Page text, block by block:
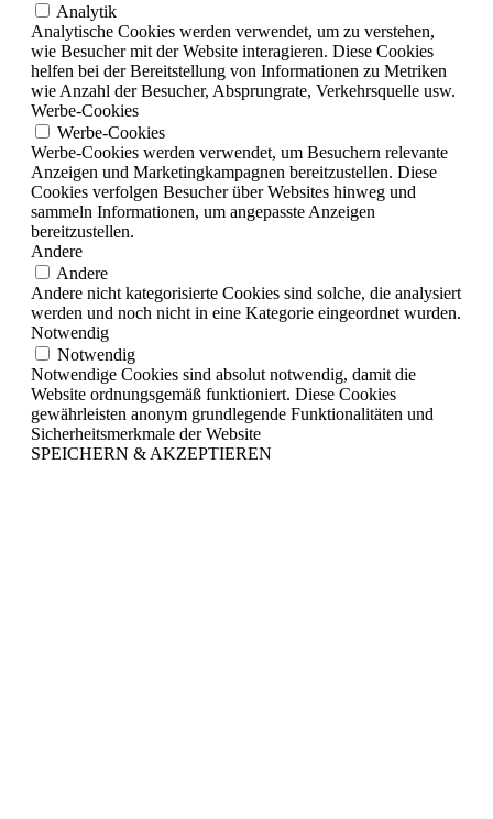
Analytik
Analytische Cookies werden verwendet, um zu verstehen,
wie Besucher mit der Website interagieren. Diese Cookies
helfen bei der Bereitstellung von Informationen zu Metriken
wie Anzahl der Besucher, Absprungrate, Verkehrsquelle usw.
Werbe-Cookies
Werbe-Cookies
Werbe-Cookies werden verwendet, um Besuchern relevante
Anzeigen und Marketingkampagnen bereitzustellen. Diese
Cookies verfolgen Besucher über Websites hinweg und
sammeln Informationen, um angepasste Anzeigen
bereitzustellen.
Andere
Andere
Andere nicht kategorisierte Cookies sind solche, die analysiert
werden und noch nicht in eine Kategorie eingeordnet wurden.
Notwendig
Notwendig
Notwendige Cookies sind absolut notwendig, damit die
Website ordnungsgemäß funktioniert. Diese Cookies
gewährleisten anonym grundlegende Funktionalitäten und
Sicherheitsmerkmale der Website
SPEICHERN & AKZEPTIEREN